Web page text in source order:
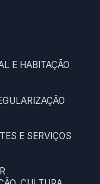
E HABITAÇÃO
E SERVIÇOS